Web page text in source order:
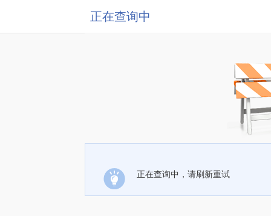
正在查询中
正在查询中，请刷新重试